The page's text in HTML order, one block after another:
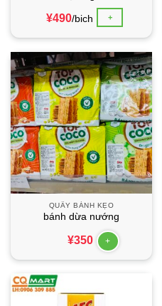
¥490/bich +
QUẦY BÁNH KẸO
bánh dừa nướng
¥350 +